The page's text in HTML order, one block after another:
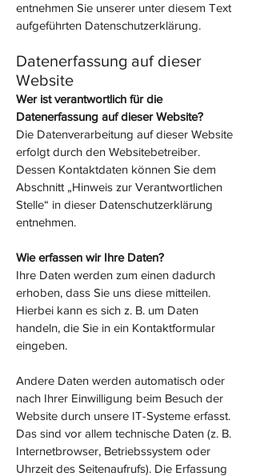
entnehmen Sie unserer unter diesem Text
aufgeführten Datenschutzerklärung.
Datenerfassung auf dieser
Website
Wer ist verantwortlich für die
Datenerfassung auf dieser Website?
Die Datenverarbeitung auf dieser Website
erfolgt durch den Websitebetreiber.
Dessen Kontaktdaten können Sie dem
Abschnitt „Hinweis zur Verantwortlichen
Stelle“ in dieser Datenschutzerklärung
entnehmen.
Wie erfassen wir Ihre Daten?
Ihre Daten werden zum einen dadurch
erhoben, dass Sie uns diese mitteilen.
Hierbei kann es sich z. B. um Daten
handeln, die Sie in ein Kontaktformular
eingeben.
Andere Daten werden automatisch oder
nach Ihrer Einwilligung beim Besuch der
Website durch unsere IT-Systeme erfasst.
Das sind vor allem technische Daten (z. B.
Internetbrowser, Betriebssystem oder
Uhrzeit des Seitenaufrufs). Die Erfassung